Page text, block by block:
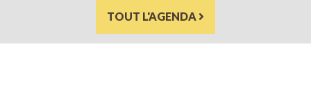
TOUT L'AGENDA